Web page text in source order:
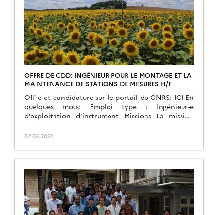
OFFRE DE CDD: INGÉNIEUR POUR LE MONTAGE ET LA
MAINTENANCE DE STATIONS DE MESURES H/F
Offre et candidature sur le portail du CNRS: ICI En
quelques mots: Emploi type : Ingénieur-e
d’exploitation d’instrument Missions La mission
instrumental pour toutes les activités terrains liées
Indienne) TRISHNA. c-à-d:– Participer au montage
de campagnes de mesures.– Identifier les
instruments en […]
02.02.2024